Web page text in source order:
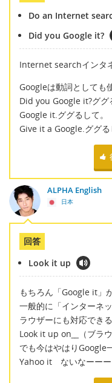
Do an Internet
Did you Google it?
Internet searchインタ
Googleは動詞としても
Did you Google it?ググ
Google it.ググるして。
Give it a Google.ググる
ALPHA English
日本
回答
Look it up
もちろん「Google it」
一般的に「インターネ
ラウザーにも対応できる
Look it up on
（ブラ
でも今はやはりGoogle
Yahoo it ないなーーー